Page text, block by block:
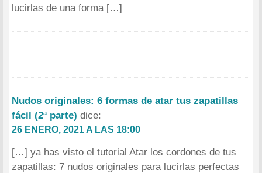
lucirlas de una forma […]
Nudos originales: 6 formas de atar tus zapatillas
fácil (2ª parte) dice:
26 ENERO, 2021 A LAS 18:00
[…] ya has visto el tutorial Atar los cordones de tus
zapatillas: 7 nudos originales para lucirlas perfectas